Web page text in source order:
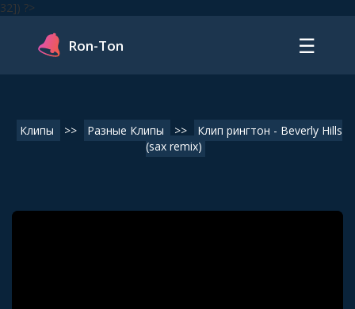
32]) ?>
Ron-Ton ☰
Клипы >> Разные Клипы >>
Клип рингтон - Beverly Hills
(sax remix)